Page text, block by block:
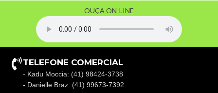
OUÇA ON-LINE
TELEFONE COMERCIAL
- Kadu Moccia: (41) 98424-3738
- Danielle Braz: (41) 99673-7392